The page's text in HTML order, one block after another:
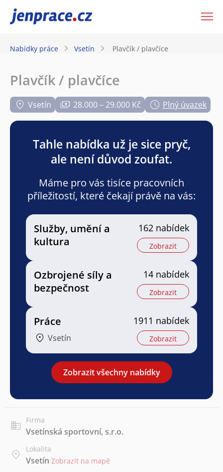
JenPráce.cz
Nabídky práce Vsetín Plavčík / plavčíce
Plavčík / plavčíce
Vsetín 28.000 – 29.000 Kč Plný úvazek
Tahle nabídka už je sice pryč,
ale není důvod zoufat.
Máme pro vás tisíce pracovních
příležitostí, které čekají právě na vás:
Služby, umění a
kultura
162 nabídek
Zobrazit
Ozbrojené síly a
bezpečnost
14 nabídek
Zobrazit
Práce
Vsetín
1911 nabídek
Zobrazit
Zobrazit všechny nabídky
Firma
Vsetínská sportovní, s.r.o.
Lokalita
Vsetín Zobrazit na mapě